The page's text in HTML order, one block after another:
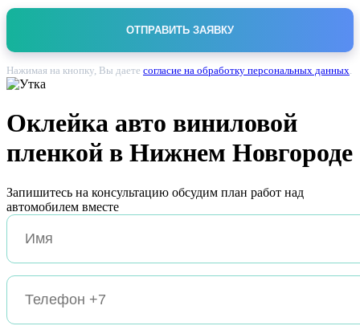
Нажимая на кнопку, Вы даете согласие на обработку персональных данных
Оклейка авто виниловой
пленкой в Нижнем Новгороде
Запишитесь на консультацию обсудим план работ над
автомобилем вместе